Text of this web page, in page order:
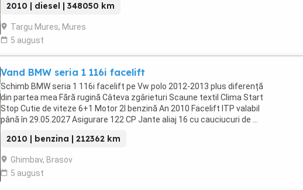
2010 | diesel | 348050 km
Targu Mures, Mures
5 august
Vand BMW seria 1 116i facelift
Schimb BMW seria 1 116i facelift pe Vw polo 2012-2013 plus diferență
din partea mea Fără rugină Câteva zgârieturi Scaune textil Clima Start
Stop Cutie de viteze 6+1 Motor 2l benzină An 2010 Facelift ITP valabil
până în 29.05.2027 Asigurare 122 CP Jante aliaj 16 cu cauciucuri de ...
2010 | benzina | 212362 km
Ghimbav, Brasov
5 august